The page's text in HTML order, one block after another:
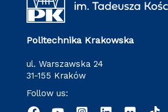
Politechnika Krakowska
ul. Warszawska 24
31-155 Kraków
Follow us: